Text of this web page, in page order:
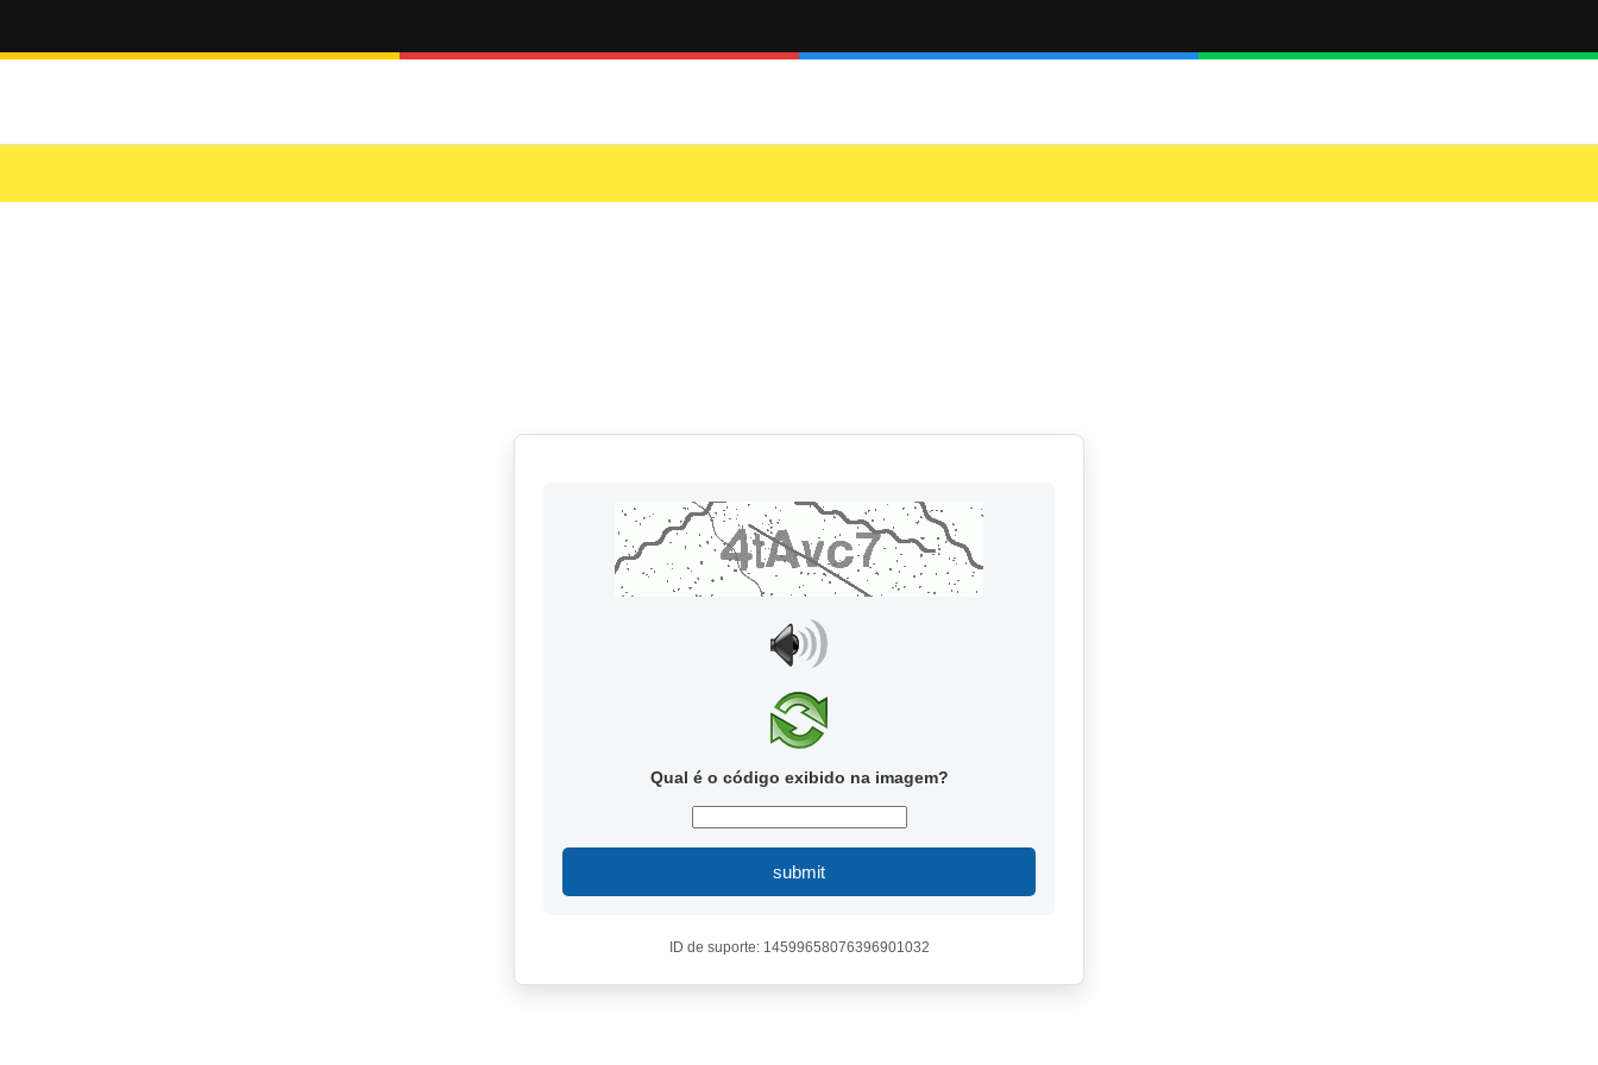
Qual é o código exibido na imagem?
submit
ID de suporte: 14599658076396901032